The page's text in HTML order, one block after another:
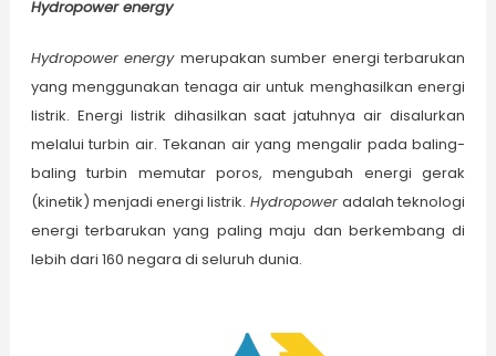
Hydropower energy
Hydropower energy merupakan sumber energi terbarukan
yang menggunakan tenaga air untuk menghasilkan energi
listrik. Energi listrik dihasilkan saat jatuhnya air disalurkan
melalui turbin air. Tekanan air yang mengalir pada baling-
baling turbin memutar poros, mengubah energi gerak
(kinetik) menjadi energi listrik. Hydropoweradalah teknologi
energi terbarukan yang paling maju dan berkembang di
lebih dari 160 negara di seluruh dunia.